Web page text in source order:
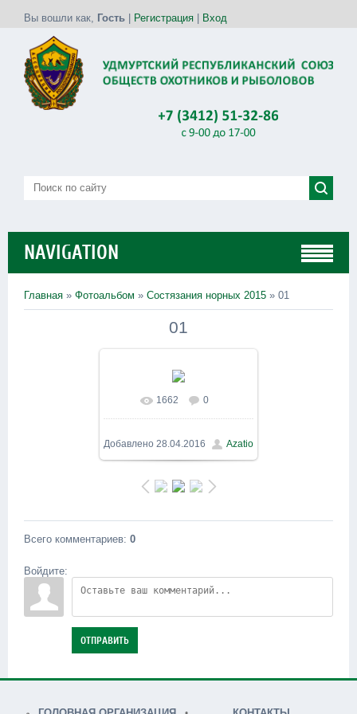
Вы вошли как, Гость Регистрация Вход
NAVIGATION
Главная » Фотоальбом » Состязания норных 2015 » 01
01
В реальном размере
800x600/ 283.3Kb
1662 0
Добавлено 28.04.2016 Azatio
Всего комментариев: 0
Войдите:
ОТПРАВИТЬ